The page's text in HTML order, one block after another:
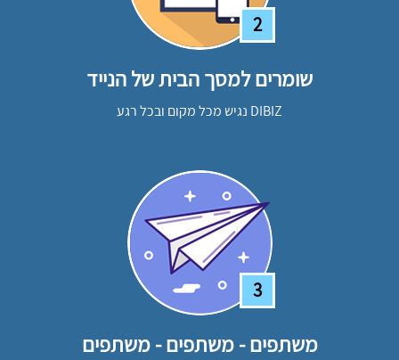
2
שומרים למסך הבית של הנייד
DIBIZ נגיש מכל מקום ובכל רגע
3
משתפים - משתפים - משתפים